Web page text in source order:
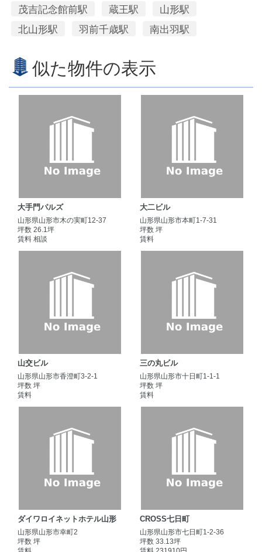
茂吉記念館前駅
蔵王駅
山形駅
北山形駅
羽前千歳駅 南出羽駅
似た物件の表示
大手門パルズ
山形県山形市木の実町12-37
坪数 26.1坪
賃料 相談
大二ビル
山形県山形市本町1-7-31
坪数 坪
賃料
山交ビル
山形県山形市香澄町3-2-1
坪数 坪
賃料
三の丸ビル
山形県山形市十日町1-1-1
坪数 坪
賃料
ダイワロイネットホテル山形
山形県山形市幸町2
坪数 坪
CROSS七日町
山形県山形市七日町1-2-36
坪数 33.13坪